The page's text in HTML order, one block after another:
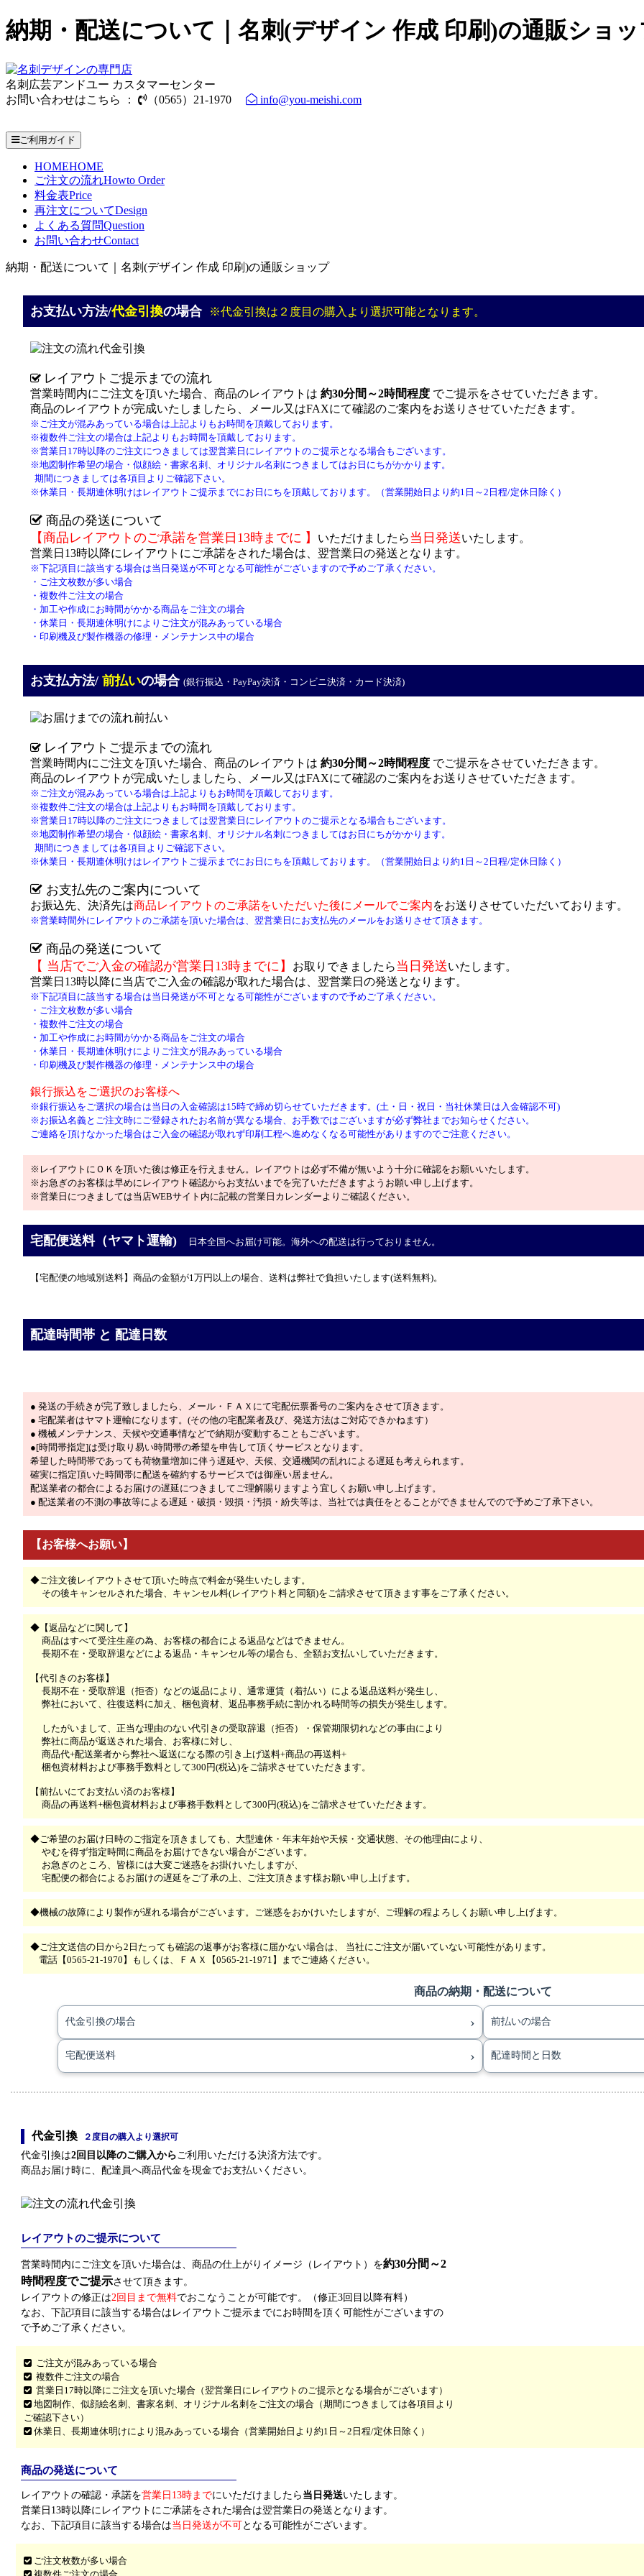
納期・配送について｜名刺(デザイン 作成 印刷)の通販ショ
名刺広芸アンドユー カスタマーセンター
お問い合わせはこちら ：
（0565）21-1970 info@you-meishi.com
ご利用ガイド
HOMEHOME
ご注文の流れHowto Order
料金表Price
再注文についてDesign
よくある質問Question
お問い合わせContact
納期・配送について｜名刺(デザイン 作成 印刷)の通販ショップ
お支払い方法/代金引換の場合 ※代金引換は２度目の購入より選択可能となります。
レイアウトご提示までの流れ
営業時間内にご注文を頂いた場合、商品のレイアウトは 約30分間～2時間程度 でご提示をさせていただきます。
商品のレイアウトが完成いたしましたら、メール又はFAXにて確認のご案内をお送りさせていただきます。
※ ご注文が混みあっている場合は 上記よりもお時間を頂戴しております。
※複数件ご注文の場合は上記よりもお時間を頂戴しております。
※営業日17時以降のご注文につきましては翌営業日にレイアウトのご提示となる場合もございます。
※地図制作希望の場合・ 似顔絵・書家名刺、オリジナル名刺につきましてはお日にちがかかります。
期間につきましては各項目よりご確認下さい。
※休業日・長期連休明けはレイアウトご提示までにお日にちを頂戴しております。（営業開始日より約1日～2日程/定休日除く）
商品の発送について
【商品レイアウトのご承諾を営業日13時までに 】 いただけましたら当日発送いたします。
営業日13時以降にレイアウトにご承諾をされた場合は、翌営業日の発送となります。
※下記項目に該当する場合は当日発送が不可となる可能性がございますので予めご了承ください。
・ご注文枚数が多い場合
・ 複数件ご注文の場合
・加工や作成にお時間がかかる商品をご注文の場合
・ 休業日・長期連休明けによりご注文が混みあっている場合
・ 印刷機及び製作機器の修理・メンテナンス中の場合
お支払方法/前払いの場合 (銀行振込・PayPay決済 ・コンビニ 決済 ・カード決済)
レイアウトご提示までの流れ
営業時間内にご注文を頂いた場合、商品のレイアウトは 約30分間～2時間程度 でご提示をさせていただきます。
商品のレイアウトが完成いたしましたら、メール又はFAXにて確認のご案内をお送りさせていただきます。
※ ご注文が混みあっている場合は 上記よりもお時間を頂戴しております。
※複数件ご注文の場合は上記よりもお時間を頂戴しております。
※営業日17時以降のご注文につきましては翌営業日にレイアウトのご提示となる場合もございます。
※地図制作希望の場合・ 似顔絵・書家名刺、オリジナル名刺につきましてはお日にちがかかります。
期間につきましては各項目よりご確認下さい。
※休業日・長期連休明けはレイアウトご提示までにお日にちを頂戴しております。（営業開始日より約1日～2日程/定休日除く）
お支払先のご案内について
お振込先、決済先は商品レイアウトのご承諾をいただいた後にメールでご案内をお送りさせていただいております。
※営業時間外にレイアウトのご承諾を頂いた場合は、翌営業日にお支払先のメールをお送りさせて頂きます。
商品の発送について
【 当店でご入金の確認が営業日 13時までに 】 お取りできましたら当日発送いたします。
営業日13時以降に当店でご入金の確認が取れた場合は、翌営業日の発送となります。
※下記項目に該当する場合は当日発送が不可となる可能性がございますので予めご了承ください。
・ご注文枚数が多い場合
・ 複数件ご注文の場合
・加工や作成にお時間がかかる商品をご注文の場合
・ 休業日・長期連休明けによりご注文が混みあっている場合
・ 印刷機及び製作機器の修理・メンテナンス中の場合
銀行振込をご選択のお客様へ
※銀行振込をご選択の場合は当日の入金確認は15時で締め切らせていただきます。(土・日・祝日・当社休業日は入金確認不可)
※お振込名義とご注文時にご登録されたお名前が異なる場合、お手数ではございますが必ず弊社までお知らせください。
ご連絡を頂けなかった場合はご入金の確認が取れず印刷工程へ進めなくなる可能性がありますのでご注意ください。
※レイアウトにＯＫを頂いた後は修正を行えません。レイアウトは必ず不備が無いよう十分に確認をお願いいたします。
※お急ぎのお客様は早めにレイアウト確認からお支払いまでを完了いただきますようお願い申し上げます。
※営業日につきましては当店WEBサイト内に記載の営業日カレンダーよりご確認ください。
宅配便送料（ヤマト運輸) 日本全国へお届け可能。海外への配送は行っておりません。
【宅配便の地域別送料】商品の金額が1万円以上の場合、送料は弊社で負担いたします(送料無料)。
配達時間帯 と 配達日数
● 発送の手続きが完了致しましたら、メール・ＦＡＸにて宅配伝票番号のご案内をさせて頂きます。
● 宅配業者はヤマト運輸になります。(その他の宅配業者及び、発送方法はご対応できかねます）
● 機械メンテナンス、天候や交通事情などで納期が変動することもございます。
●[時間帯指定]は受け取り易い時間帯の希望を申告して頂くサービスとなります。
希望した時間帯であっても荷物量増加に伴う遅延や、天候、交通機関の乱れによる遅延も考えられます。
確実に指定頂いた時間帯に配送を確約するサービスでは御座い居ません。
配送業者の都合によるお届けの遅延につきましてご理解賜りますよう宜しくお願い申し上げます。
● 配送業者の不測の事故等による遅延・破損・毀損・汚損・紛失等は、当社では責任をとることができませんでので予めご了承下さい。
【お客様へお願い】
◆ご注文後レイアウトさせて頂いた時点で料金が発生いたします。
その後キャンセルされた場合、キャンセル料(レイアウト料と同額)をご請求させて頂きます事をご了承ください。
◆【返品などに関して】
商品はすべて受注生産の為、お客様の都合による返品などはできません。
長期不在・受取辞退などによる返品・キャンセル等の場合も、全額お支払いしていただきます。
【代引きのお客様】
長期不在・受取辞退（拒否）などの返品により、通常運賃（着払い）による返品送料が発生し、
弊社において、往復送料に加え、梱包資材、返品事務手続に割かれる時間等の損失が発生します。
したがいまして、正当な理由のない代引きの受取辞退（拒否）・保管期限切れなどの事由により
弊社に商品が返送された場合、お客様に対し、
商品代+配送業者から弊社へ返送になる際の引き上げ送料+商品の再送料+
梱包資材料および事務手数料として300円(税込)をご請求させていただきます。
【前払いにてお支払い済のお客様】
商品の再送料+梱包資材料および事務手数料として300円(税込)をご請求させていただきます。
◆ご希望のお届け日時のご指定を頂きましても、大型連休・年末年始や天候・交通状態、その他理由により、
やむを得ず指定時間に商品をお届けできない場合がございます。
お急ぎのところ、皆様には大変ご迷惑をお掛けいたしますが、
宅配便の都合によるお届けの遅延をご了承の上、ご注文頂きます様お願い申し上げます。
◆機械の故障により製作が遅れる場合がございます。ご迷惑をおかけいたしますが、ご理解の程よろしくお願い申し上げます。
◆ご注文送信の日から2日たっても確認の返事がお客様に届かない場合は、 当社にご注文が届いていない可能性があります。
電話【0565-21-1970】もしくは、ＦＡＸ【0565-21-1971】までご連絡ください。
商品の納期・配送について
代金引換の場合 › 前払いの場合
宅配便送料 › 配達時間と日数
代金引換 ２度目の購入より選択可
代金引換は2回目以降のご購入からご利用いただける決済方法です。
商品お届け時に、配達員へ商品代金を現金でお支払いください。
レイアウトのご提示について
営業時間内にご注文を頂いた場合は、商品の仕上がりイメージ（レイアウト）を約30分間～2
時間程度でご提示させて頂きます。
レイアウトの修正は2回目まで無料でおこなうことが可能です。（修正3回目以降有料）
なお、下記項目に該当する場合はレイアウトご提示までにお時間を頂く可能性がございますの
で予めご了承ください。
ご注文が混みあっている場合
複数件ご注文の場合
営業日17時以降にご注文を頂いた場合（翌営業日にレイアウトのご提示となる場合がございます）
地図制作、似顔絵名刺、書家名刺、オリジナル名刺をご注文の場合（期間につきましては各項目より
ご確認下さい）
休業日、長期連休明けにより混みあっている場合（営業開始日より約1日～2日程/定休日除く）
商品の発送について
レイアウトの確認・承諾を営業日13時までにいただけましたら 当日発送いたします。
営業日13時以降にレイアウトにご承諾をされた場合は翌営業日の発送となります。
なお、下記項目に該当する場合は当日発送が不可となる可能性がございます。
ご注文枚数が多い場合